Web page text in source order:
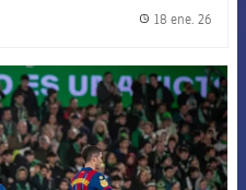
18 ene. 26
FCB Barcelona badge